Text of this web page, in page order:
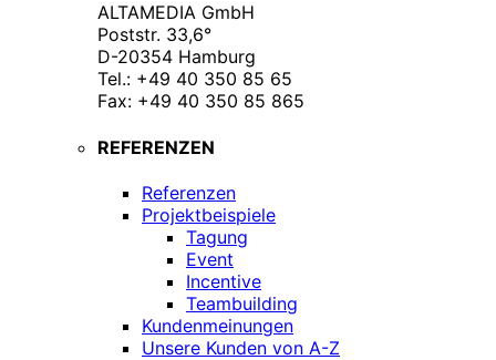
ALTAMEDIA GmbH
Poststr. 33,6°
D-20354 Hamburg
Tel.: +49 40 350 85 65
Fax: +49 40 350 85 865
REFERENZEN
Referenzen
Projektbeispiele
Tagung
Event
Incentive
Teambuilding
Kundenmeinungen
Unsere Kunden von A-Z